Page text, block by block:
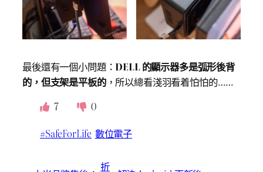
最後還有一個小問題： DELL 的顯示器多是弧形後背
的，但支架是平板的，所以總看淺羽看着怕怕的……
7
0
#SafeForLife 數位電子
折